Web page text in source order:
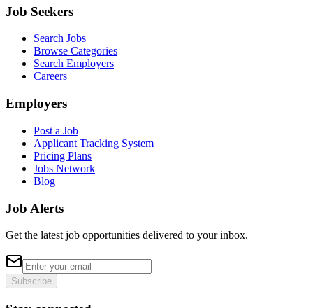
Job Seekers
Search Jobs
Browse Categories
Search Employers
Careers
Employers
Post a Job
Applicant Tracking System
Pricing Plans
Jobs Network
Blog
Job Alerts
Get the latest job opportunities delivered to your inbox.
Subscribe